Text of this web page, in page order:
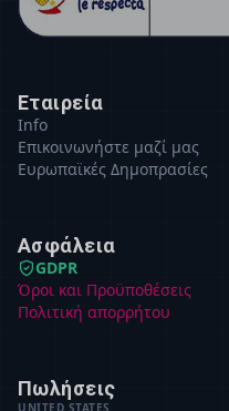
Εταιρεία
Info
Επικοινωνήστε μαζί μας
Ευρωπαϊκές Δημοπρασίες
Ασφάλεια
GDPR
Όροι και Προϋποθέσεις
Πολιτική απορρήτου
Πωλήσεις
UNITED STATES